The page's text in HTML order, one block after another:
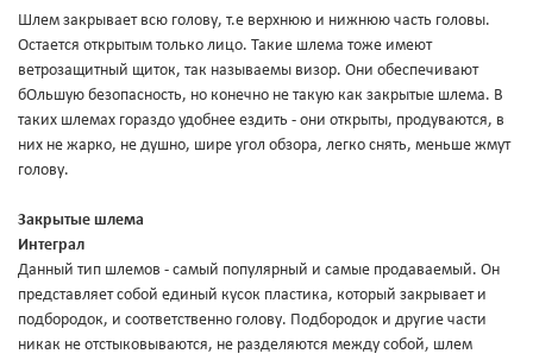
Шлем закрывает всю голову, т.е верхнюю и нижнюю часть головы.
Остается открытым только лицо. Такие шлема тоже имеют
ветрозащитный щиток, так называемы визор. Они обеспечивают
бОльшую безопасность, но конечно не такую как закрытые шлема. В
таких шлемах гораздо удобнее ездить - они открыты, продуваются, в
них не жарко, не душно, шире угол обзора, легко снять, меньше жмут
голову.
Закрытые шлема
Интеграл
Данный тип шлемов - самый популярный и самые продаваемый. Он
представляет собой единый кусок пластика, который закрывает и
подбородок, и соответственно голову. Подбородок и другие части
никак не отстыковываются, не разделяются между собой, шлем